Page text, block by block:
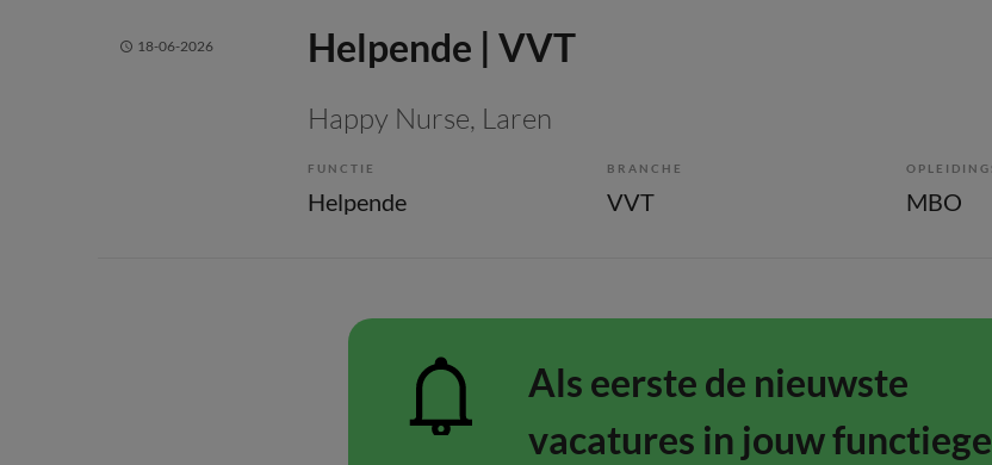
18-06-2026 Helpende | VVT
Happy Nurse, Laren
FUNCTIE
Helpende
BRANCHE
VVT MBO
Als eerste de nieuwste
vacatures in jouw